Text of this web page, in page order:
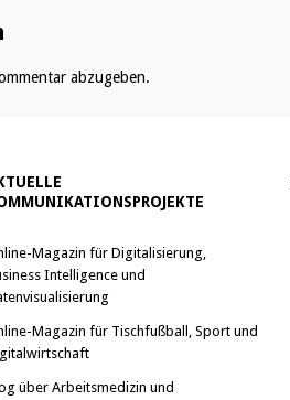
abzugeben.
Magazin für Digitalisierung,
Intelligence und
Magazin für Tischfußball, Sport und
über Arbeitsmedizin und